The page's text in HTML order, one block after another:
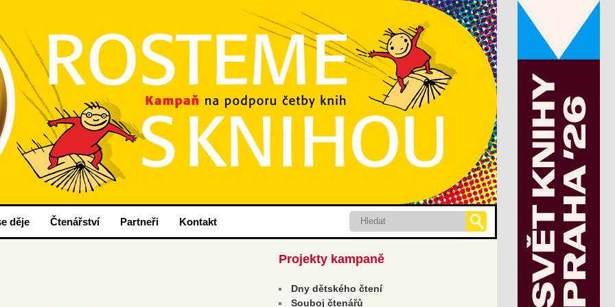
děje Čtenářství Partneři Kontakt Hledat
Projekty kampaně
Dny dětského čtení
Souboj čtenářů